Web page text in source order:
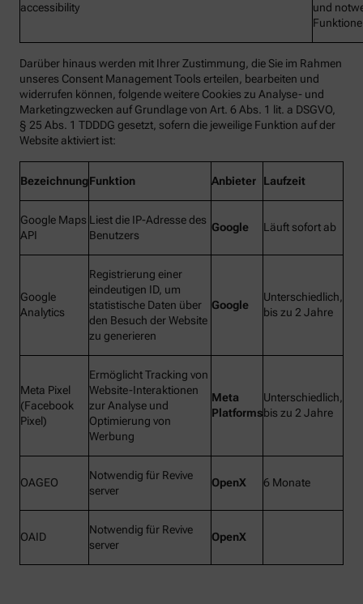
accessibility
und
Darüber hinaus werden mit Ihrer Zustimmung, die Sie im Rahmen
unseres Consent Management Tools erteilen, bearbeiten und
widerrufen können, folgende weitere Cookies zu Analyse- und
Marketingzwecken auf Grundlage von Art. 6 Abs. 1 lit. a DSGVO,
§ 25 Abs. 1 TDDDG gesetzt, sofern die jeweilige Funktion auf der
Website aktiviert ist:
BezeichnungFunktion Anbieter Laufzeit
Google Maps
API
Liest die IP-Adresse des
Benutzers
Google Läuft sofort ab
Google
Analytics
Registrierung einer
eindeutigen ID, um
statistische Daten über
den Besuch der Website
zu generieren
Google
Unterschiedlich,
bis zu 2 Jahre
Meta Pixel
(Facebook
Pixel)
Ermöglicht Tracking von
Website-Interaktionen
zur Analyse und
Optimierung von
Werbung
Meta
Platforms
Unterschiedlich,
bis zu 2 Jahre
OAGEO
Notwendig für Revive
server
OpenX 6 Monate
OAID
Notwendig für Revive
server
OpenX